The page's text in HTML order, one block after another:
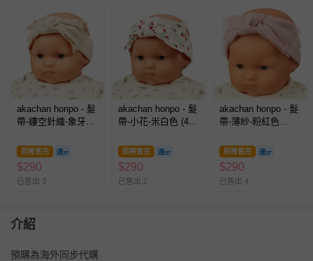
akachan honpo - 髮
帶-鏤空針織-象牙白
即將售完
$290
已售出 3
akachan honpo - 髮
帶-小花-米白色 (44
即將售完
$290
已售出 2
akachan honpo - 髮
帶-薄紗-粉紅色
即將售完
$290
已售出 4
介紹
預購為海外同步代購